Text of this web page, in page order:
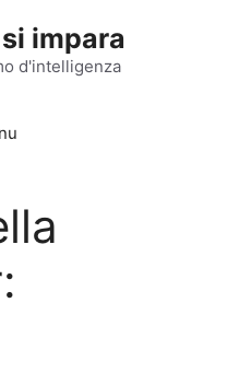
impara
d'intelligenza